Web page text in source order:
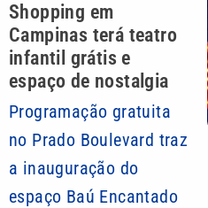
Shopping em
Campinas terá teatro
infantil grátis e
espaço de nostalgia
Programação gratuita
no Prado Boulevard traz
a inauguração do
espaço Baú Encantado